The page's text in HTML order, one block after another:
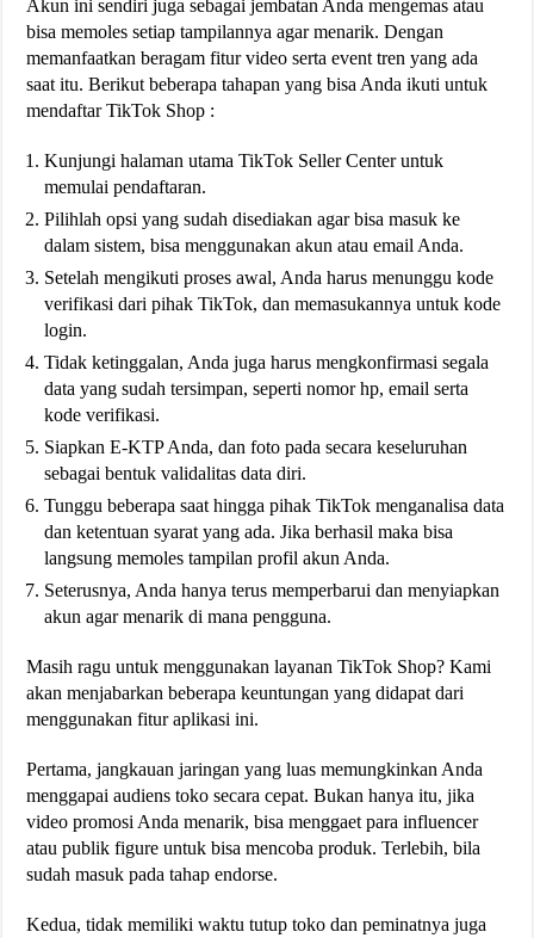
Akun ini sendiri juga sebagai jembatan Anda mengemas atau
bisa memoles setiap tampilannya agar menarik. Dengan
memanfaatkan beragam fitur video serta event tren yang ada
saat itu. Berikut beberapa tahapan yang bisa Anda ikuti untuk
mendaftar TikTok Shop :
Kunjungi halaman utama TikTok Seller Center untuk
memulai pendaftaran.
Pilihlah opsi yang sudah disediakan agar bisa masuk ke
dalam sistem, bisa menggunakan akun atau email Anda.
Setelah mengikuti proses awal, Anda harus menunggu kode
verifikasi dari pihak TikTok, dan memasukannya untuk kode
login.
Tidak ketinggalan, Anda juga harus mengkonfirmasi segala
data yang sudah tersimpan, seperti nomor hp, email serta
kode verifikasi.
Siapkan E-KTP Anda, dan foto pada secara keseluruhan
sebagai bentuk validalitas data diri.
Tunggu beberapa saat hingga pihak TikTok menganalisa data
dan ketentuan syarat yang ada. Jika berhasil maka bisa
langsung memoles tampilan profil akun Anda.
Seterusnya, Anda hanya terus memperbarui dan menyiapkan
akun agar menarik di mana pengguna.
Masih ragu untuk menggunakan layanan TikTok Shop? Kami
akan menjabarkan beberapa keuntungan yang didapat dari
menggunakan fitur aplikasi ini.
Pertama, jangkauan jaringan yang luas memungkinkan Anda
menggapai audiens toko secara cepat. Bukan hanya itu, jika
video promosi Anda menarik, bisa menggaet para influencer
atau publik figure untuk bisa mencoba produk. Terlebih, bila
sudah masuk pada tahap endorse.
Kedua, tidak memiliki waktu tutup toko dan peminatnya juga